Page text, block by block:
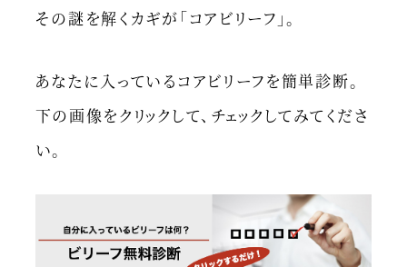
その謎を解くカギが「コアビリーフ」。
あなたに入っているコアビリーフを簡単診断。
下の画像をクリックして、チェックしてみてくださ
い。